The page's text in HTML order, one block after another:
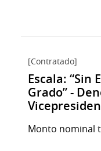
[Contratado]
Escala: “Sin
Grado” -
Monto nominal